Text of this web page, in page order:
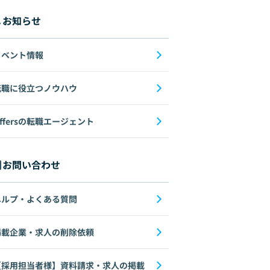
お知らせ
ント情報
に役立つノウハウ
の転職エージェント
お問い合わせ
プ・よくある質問
企業・求人の削除依頼
用担当者様】資料請求・求人の掲載